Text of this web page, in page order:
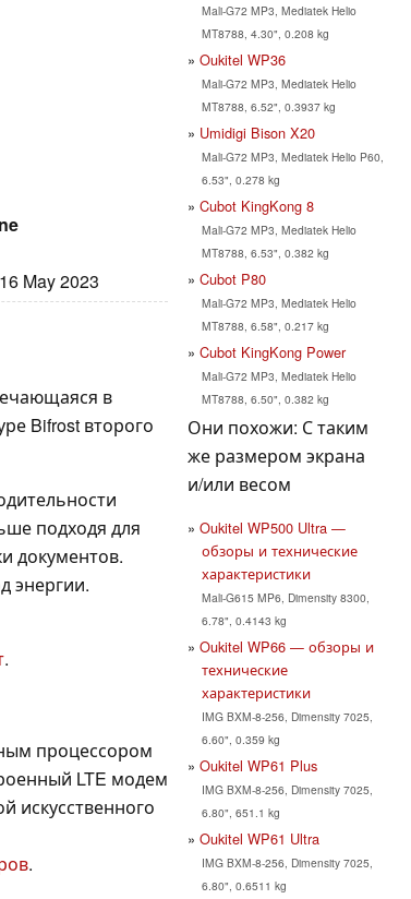
May 2023
в
Bifrost второго
подходя для
документов.
энергии.
.
процессором
LTE модем
искусственного
.
Mali-G72 MP3, Mediatek Helio
MT8788, 4.30", 0.208 kg
Oukitel WP36
Mali-G72 MP3, Mediatek Helio
MT8788, 6.52", 0.3937 kg
Umidigi Bison X20
Mali-G72 MP3, Mediatek Helio P60,
6.53", 0.278 kg
Cubot KingKong 8
Mali-G72 MP3, Mediatek Helio
MT8788, 6.53", 0.382 kg
Cubot P80
Mali-G72 MP3, Mediatek Helio
MT8788, 6.58", 0.217 kg
Cubot KingKong Power
Mali-G72 MP3, Mediatek Helio
MT8788, 6.50", 0.382 kg
Они похожи: С таким
же размером экрана
и/или весом
Oukitel WP500 Ultra —
обзоры и технические
характеристики
Mali-G615 MP6, Dimensity 8300,
6.78", 0.4143 kg
Oukitel WP66 — обзоры и
технические
характеристики
IMG BXM-8-256, Dimensity 7025,
6.60", 0.359 kg
Oukitel WP61 Plus
IMG BXM-8-256, Dimensity 7025,
6.80", 651.1 kg
Oukitel WP61 Ultra
IMG BXM-8-256, Dimensity 7025,
6.80", 0.6511 kg